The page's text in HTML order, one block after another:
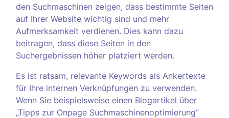
den Suchmaschinen zeigen, dass bestimmte Seiten
auf Ihrer Website wichtig sind und mehr
Aufmerksamkeit verdienen. Dies kann dazu
beitragen, dass diese Seiten in den
Suchergebnissen höher platziert werden.
Es ist ratsam, relevante Keywords als Ankertexte
für Ihre internen Verknüpfungen zu verwenden.
Wenn Sie beispielsweise einen Blogartikel über
„Tipps zur Onpage Suchmaschinenoptimierung“